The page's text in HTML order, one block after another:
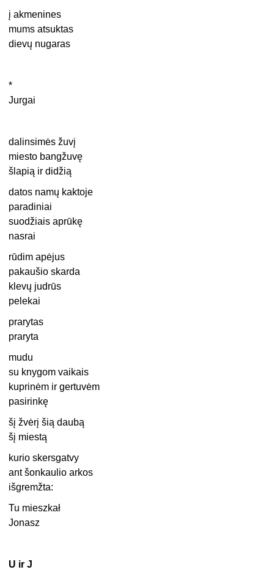
į akmenines
mums atsuktas
dievų nugaras
*
Jurgai
dalinsimės žuvį
miesto bangžuvę
šlapią ir didžią
datos namų kaktoje
paradiniai
suodžiais aprūkę
nasrai
rūdim apėjus
pakaušio skarda
klevų judrūs
pelekai
prarytas
praryta
mudu
su knygom vaikais
kuprinėm ir gertuvėm
pasirinkę
šį žvėrį šią daubą
šį miestą
kurio skersgatvy
ant šonkaulio arkos
išgremžta:
Tu mieszkał
Jonasz
U ir J